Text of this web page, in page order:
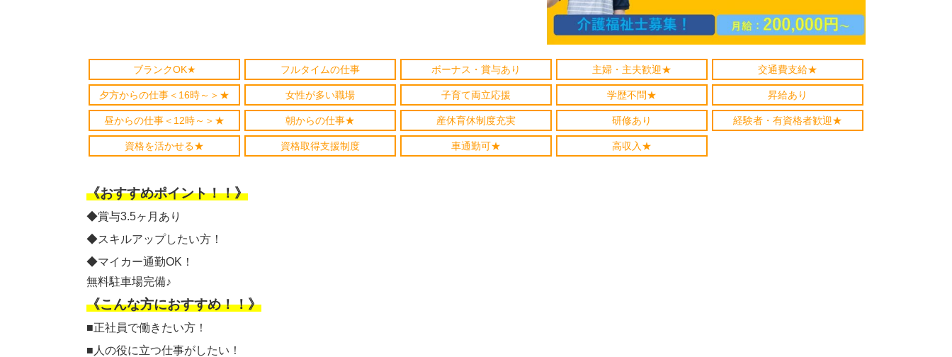
ブランクOK★ フルタイムの仕事 ボーナス・賞与あり 主婦・主夫歓迎★ 交通費支給★
夕方からの仕事＜16時～＞★ 女性が多い職場 子育て両立応援 学歴不問★ 昇給あり
昼からの仕事＜12時～＞★ 朝からの仕事★ 産休育休制度充実 研修あり 経験者・有資格者歓迎★
資格を活かせる★ 資格取得支援制度 車通勤可★ 高収入★
《おすすめポイント！！》
◆賞与3.5ヶ月あり
◆スキルアップしたい方！
◆マイカー通勤OK！
無料駐車場完備♪
《こんな方におすすめ！！》
■正社員で働きたい方！
■人の役に立つ仕事がしたい！